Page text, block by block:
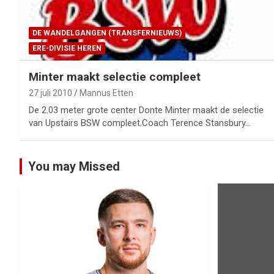
DE WANDELGANGEN (TRANSFERNIEUWS)
ERE-DIVISIE HEREN
Minter maakt selectie compleet
27 juli 2010 Mannus Etten
De 2.03 meter grote center Donte Minter maakt de selectie
van Upstairs BSW compleet.Coach Terence Stansbury…
You may Missed